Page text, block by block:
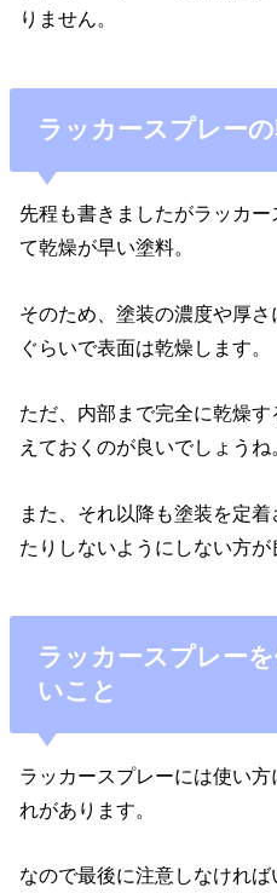
りません。
ラッカースプレー
先程も書きましたがラッカ
て乾燥が早い塗料。
そのため、塗装の濃度や厚
ぐらいで表面は乾燥します。
ただ、内部まで完全に乾燥
えておくのが良いでしょうね
また、それ以降も塗装を定
たりしないようにしない方が
ラッカースプレー
いこと
ラッカースプレーには使い
れがあります。
なので最後に注意しなけれ